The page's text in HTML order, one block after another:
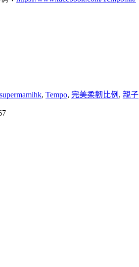
supermamihk, Tempo, 完美柔韌比例 , 親子